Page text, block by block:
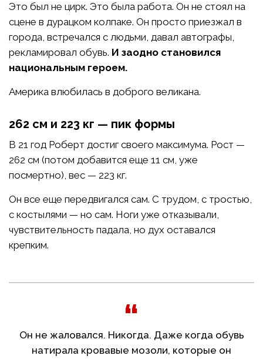
Это был не цирк. Это была работа. Он не стоял на
сцене в дурацком колпаке. Он просто приезжал в
города, встречался с людьми, давал автографы,
рекламировал обувь. И заодно становился
национальным героем.
Америка влюбилась в доброго великана.
262 см и 223 кг — пик формы
В 21 год Роберт достиг своего максимума. Рост —
262 см (потом добавится еще 11 см, уже
посмертно), вес — 223 кг.
Он все еще передвигался сам. С трудом, с тростью,
с костылями — но сам. Ноги уже отказывали,
чувствительность падала, но дух оставался
крепким.
Он не жаловался. Никогда. Даже когда обувь
натирала кровавые мозоли, которые он